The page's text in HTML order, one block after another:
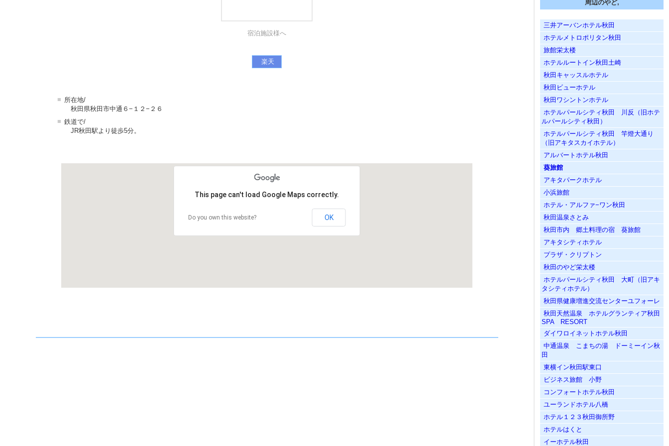
宿泊施設様へ
楽天
■ 所在地/
秋田県秋田市中通６−１２−２６
■ 鉄道で/
JR秋田駅より徒歩5分。
This page can't load Google Maps correctly.
Do you own this website? OK
周辺のやど,
三井アーバンホテル秋田
ホテルメトロポリタン秋田
旅館栄太楼
ホテルルートイン秋田土崎
秋田キャッスルホテル
秋田ビューホテル
秋田ワシントンホテル
ホテルパールシティ秋田 川反（旧ホテ
ルパールシティ秋田）
ホテルパールシティ秋田 竿燈大通り
（旧アキタスカイホテル）
アルバートホテル秋田
葵旅館
アキタパークホテル
小浜旅館
ホテル・アルファ−ワン秋田
秋田温泉さとみ
秋田市内 郷土料理の宿 葵旅館
アキタシティホテル
プラザ・クリプトン
秋田のやど栄太楼
ホテルパールシティ秋田 大町（旧アキ
タシティホテル）
秋田県健康増進交流センターユフォーレ
秋田天然温泉 ホテルグランティア秋田
SPA RESORT
ダイワロイネットホテル秋田
中通温泉 こまちの湯 ドーミーイン秋
田
東横イン秋田駅東口
ビジネス旅館 小野
コンフォートホテル秋田
ユーランドホテル八橋
ホテル１２３秋田御所野
ホテルはくと
イーホテル秋田